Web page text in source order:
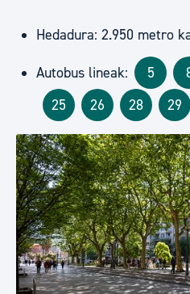
Hedadura: 2.950 metro
Autobus lineak: 5
25
26 28 29